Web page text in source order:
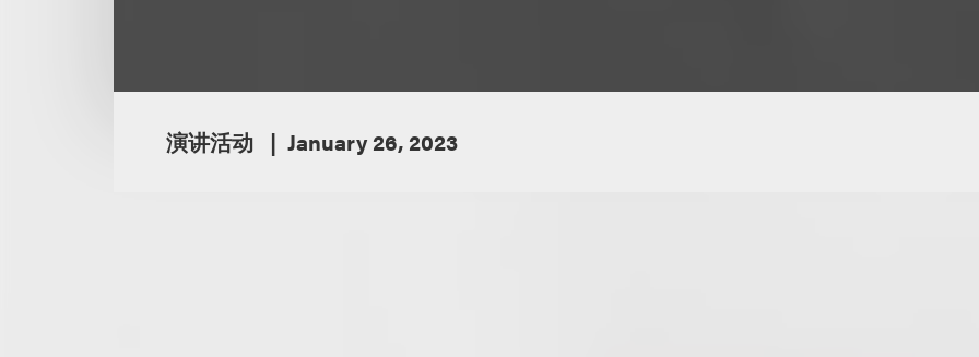
演讲活动 January 26, 2023